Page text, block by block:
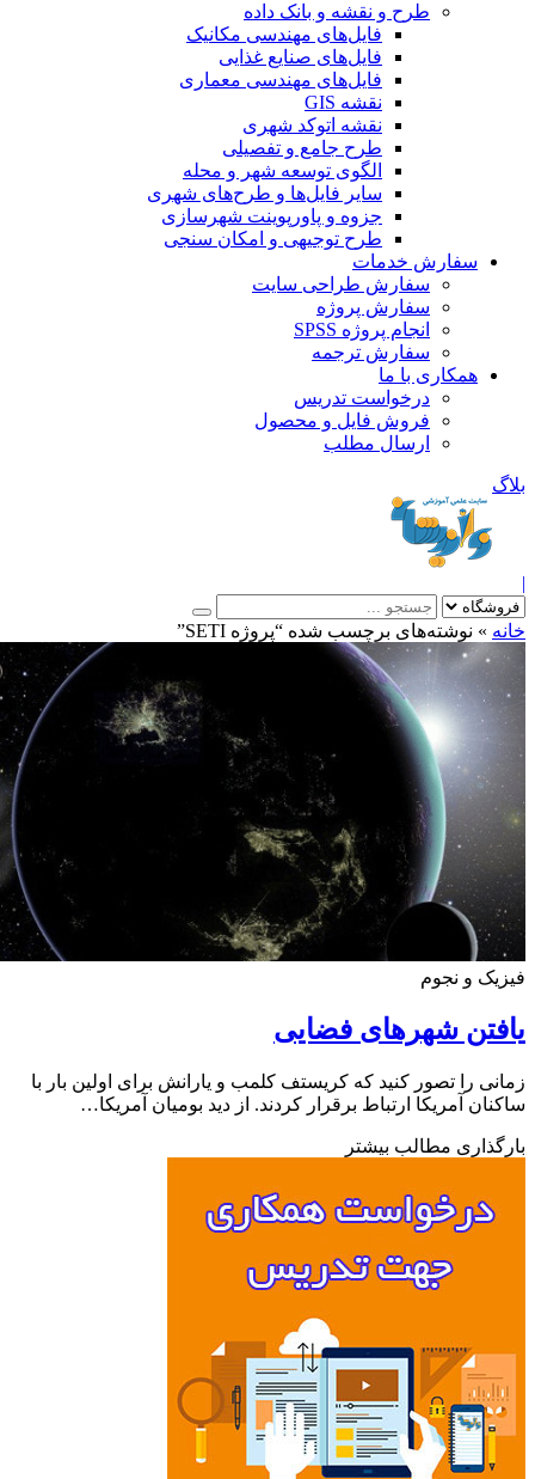
طرح و نقشه و بانک داده
فایل‌های مهندسی مکانیک
فایل‌های صنایع غذایی
فایل‌های مهندسی معماری
نقشه GIS
نقشه اتوکد شهری
طرح جامع و تفصیلی
الگوی توسعه شهر و محله
سایر فایل‌ها و طرح‌های شهری
جزوه و پاورپوینت شهرسازی
طرح توجیهی و امکان سنجی
سفارش خدمات
سفارش طراحی سایت
سفارش پروژه
انجام پروژه SPSS
سفارش ترجمه
همکاری با ما
درخواست تدریس
فروش فایل و محصول
ارسال مطلب
»نوشته‌های برچسب شده “پروژه SETI”
و نجوم
شهرهای فضایی
را تصور کنید که کریستف کلمب و یارانش برای اولین بار با
آمریکا ارتباط برقرار کردند. از دید بومیان آمریکا…
مطالب بیشتر